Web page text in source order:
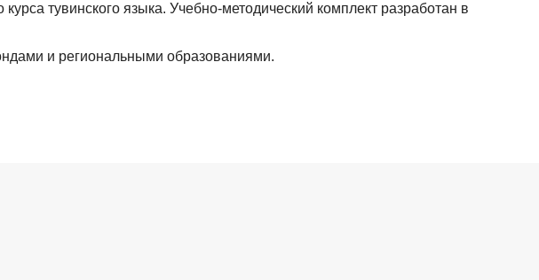
тувинского языка. Учебно-методический комплект разработан в
и региональными образованиями.